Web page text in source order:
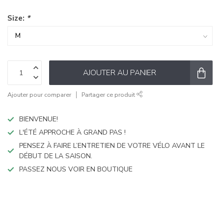
Size: *
AJOUTER AU PANIER
Ajouter pour comparer Partager ce produit
BIENVENUE!
L'ÉTÉ APPROCHE À GRAND PAS !
PENSEZ À FAIRE L’ENTRETIEN DE VOTRE VÉLO AVANT LE
DÉBUT DE LA SAISON.
PASSEZ NOUS VOIR EN BOUTIQUE